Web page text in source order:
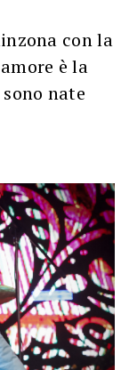
con la
è la
nate